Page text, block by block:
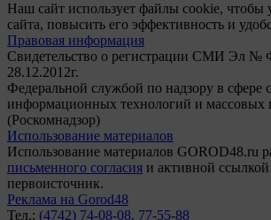
Наш сайт использует файлы cookie, чтобы
сайта, повысить его эффективность и
Правовая информация
Свидетельство о регистрации СМИ Эл №
28.12.2012г.
Федеральной службой по надзору в сфере
информационных технологий и массовых
(Роскомнадзор)
Использование материалов
Использование материалов GOROD48.ru
письменного согласия и активной
первоисточник.
Реклама на Gorod48
Тел.: (4742) 74-08-08, 77-55-88